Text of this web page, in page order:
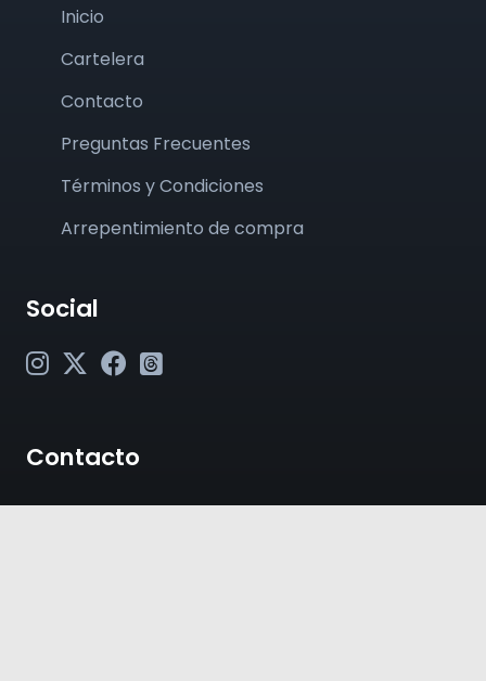
Inicio
Cartelera
Contacto
Preguntas Frecuentes
Términos y Condiciones
Arrepentimiento de compra
Social
Contacto
contacto@plateaunotickets.com